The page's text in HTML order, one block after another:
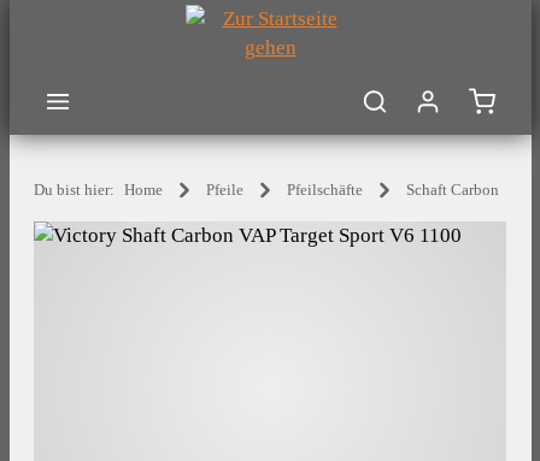
Zum Hauptinhalt springen
Du bist hier: Home Pfeile Pfeilschäfte Schaft Carbon
Bildergalerie überspringen